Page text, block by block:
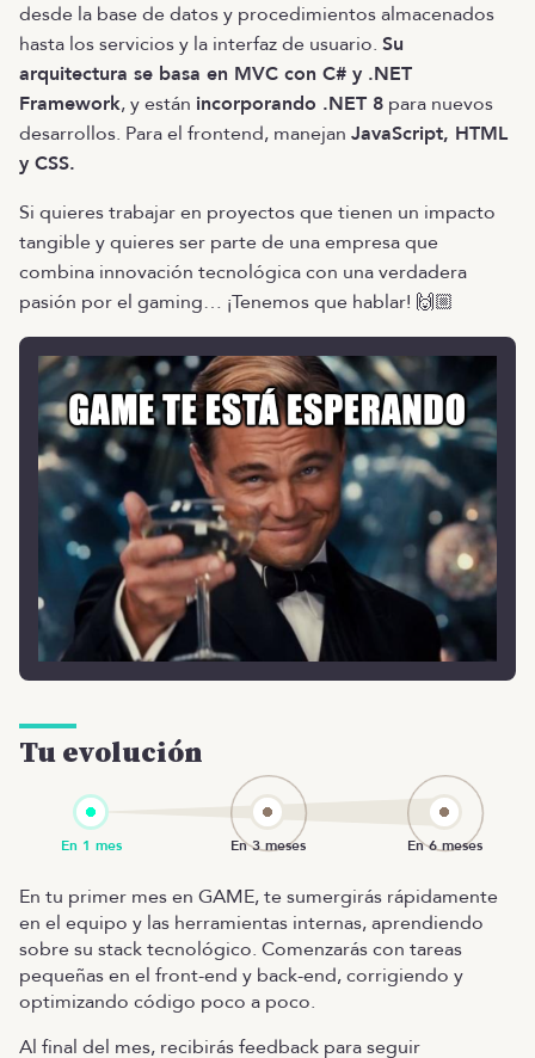
desde la base de datos y procedimientos almacenados
hasta los servicios y la interfaz de usuario. Su
arquitectura se basa en MVC con C# y .NET
Framework, y están incorporando .NET 8 para nuevos
desarrollos. Para el frontend, manejan JavaScript, HTML
y CSS.
Si quieres trabajar en proyectos que tienen un impacto
tangible y quieres ser parte de una empresa que
combina innovación tecnológica con una verdadera
pasión por el gaming… ¡Tenemos que hablar! 🙌🏼
Tu evolución
En tu primer mes en GAME, te sumergirás rápidamente
en el equipo y las herramientas internas, aprendiendo
sobre su stack tecnológico. Comenzarás con tareas
pequeñas en el front-end y back-end, corrigiendo y
optimizando código poco a poco.
Al final del mes, recibirás feedback para seguir